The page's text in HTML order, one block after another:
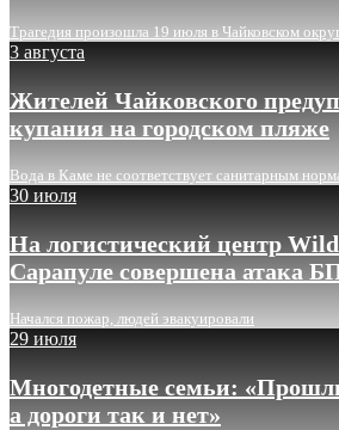
Трагедия произошла 19 июля в Чайковском
3 августа
Жителей Чайковского
купания на городском пляже
Вода в Каме не соответствует санитарным
30 июля
На логистический центр
Сарапуле совершена атака
Начался пожар, людей эвакуировали
29 июля
Многодетные семьи:
а дороги так и нет»